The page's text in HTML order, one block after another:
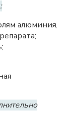
алюминия,